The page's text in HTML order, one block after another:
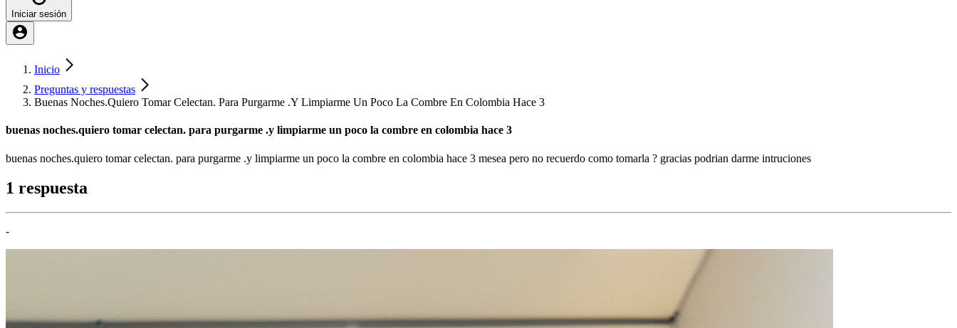
Iniciar sesión
Inicio
Preguntas y respuestas
Buenas Noches.Quiero Tomar Celectan. Para Purgarme .Y Limpiarme Un Poco La Combre En Colombia Hace 3
buenas noches.quiero tomar celectan. para purgarme .y limpiarme un poco la combre en colombia hace 3
buenas noches.quiero tomar celectan. para purgarme .y limpiarme un poco la combre en colombia hace 3 mesea pero no recuerdo como tomarla ? gracias podrian darme intruciones
1 respuesta
-